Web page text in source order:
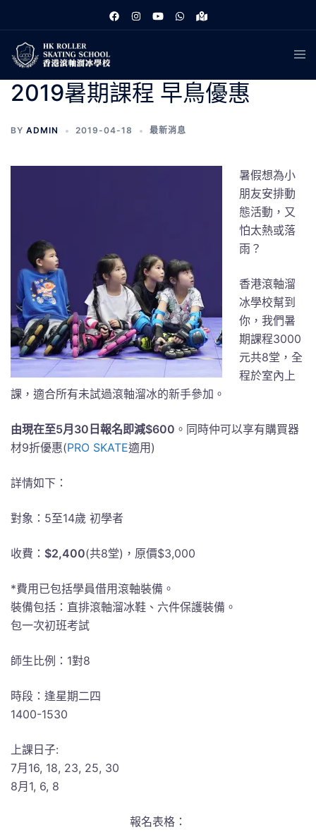
至
內2019暑期課程 早鳥優惠
BY ADMIN 2019-04-18 最新消息
暑假想為小
朋友安排動
態活動，又
怕太熱或落
雨？
香港滾軸溜
冰學校幫到
你，我們暑
期課程3000
元共8堂，全
程於室內上
課，適合所有未試過滾軸溜冰的新手參加。
由現在至5月30日報名即減$600 。同時仲可以享有購買器
材9折優惠(PRO SKATE適用)
詳情如下：
對象：5至14歲 初學者
收費： $2,400(共8堂)，原價$3,000
*費用已包括學員借用滾軸裝備。
裝備包括：直排滾軸溜冰鞋、六件保護裝備。
包一次初班考試
師生比例：1對8
時段：逢星期二四
1400-1530
上課日子:
7月16, 18, 23, 25, 30
8月1, 6, 8
報名表格：